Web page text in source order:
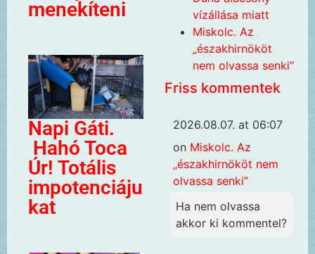
menekíteni
Napi Gáti.
Hahó Toca
Úr! Totális
impotenciáju
kat
vízállása miatt
Miskolc. Az
„északhirnököt
nem olvassa senki”
Friss kommentek
2026.08.07. at 06:07
on Miskolc. Az
„északhirnököt nem
olvassa senki”
Ha nem olvassa
akkor ki kommentel?